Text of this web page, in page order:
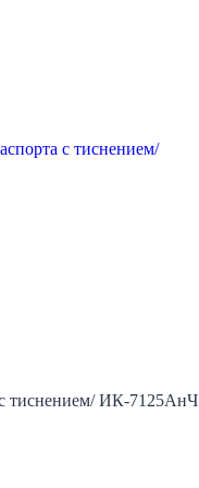
тиснением/ ИК-7125АнЧ